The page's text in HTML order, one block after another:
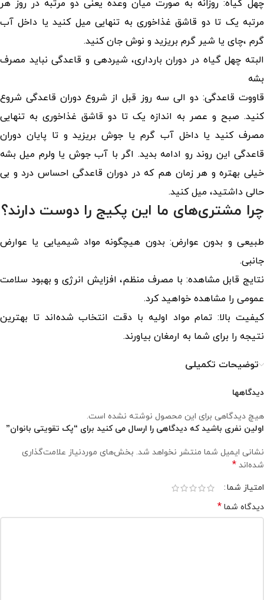
چهل گیاه: روزانه به صورت میان وعده یعنی دو مرتبه در روز هر
مرتبه یک تا دو قاشق غذاخوری به تنهایی میل کنید یا داخل آب
گرم ،چای یا شیر گرم بریزید و نوش جان کنید.
البته چهل گیاه در دوران بارداری، شیردهی و قاعدگی نباید مصرف
بشه
قاووت قاعدگی: دو الی سه روز قبل از شروع دوران قاعدگی شروع
کنید. صبح و عصر به اندازه یک تا دو قاشق غذاخوری به تنهایی
مصرف کنید یا داخل آب گرم یا جوش بریزید و تا پایان دوران
قاعدگی این روند رو ادامه بدید. اگر با آب جوش یا ولرم میل بشه
خیلی بهتره و هر زمان هم که در دوران قاعدگی احساس درد و بی
حالی داشتید، میل کنید.
چرا مشتری‌های ما این پکیج را دوست دارند؟
طبیعی و بدون عوارض: بدون هیچگونه مواد شیمیایی یا عوارض
جانبی.
نتایج قابل مشاهده: با مصرف منظم، افزایش انرژی و بهبود سلامت
عمومی را مشاهده خواهید کرد.
کیفیت بالا: تمام مواد اولیه با دقت انتخاب شده‌اند تا بهترین
نتیجه را برای شما به ارمغان بیاورند.
توضیحات تکمیلی
دیدگاهها
هیچ دیدگاهی برای این محصول نوشته نشده است.
اولین نفری باشید که دیدگاهی را ارسال می کنید برای “پک تقویتی بانوان”
نشانی ایمیل شما منتشر نخواهد شد. بخش‌های موردنیاز علامت‌گذاری
شده‌اند *
امتیاز شما
دیدگاه شما *